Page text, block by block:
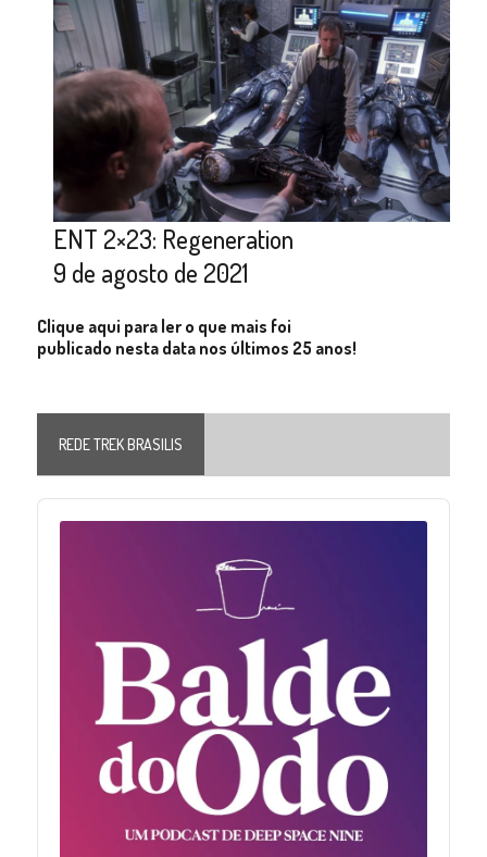
ENT 2×23: Regeneration
9 de agosto de 2021
Clique aqui para ler o que mais foi
publicado nesta data nos últimos 25 anos!
REDE TREK BRASILIS
Audio
Player